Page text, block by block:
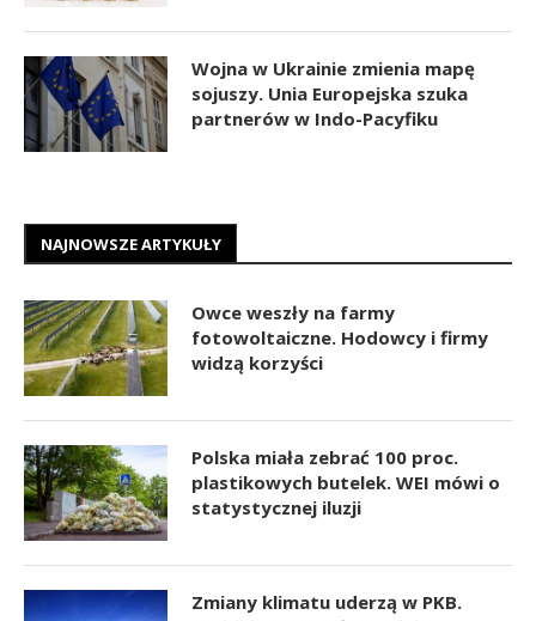
Wojna w Ukrainie zmienia mapę
sojuszy. Unia Europejska szuka
partnerów w Indo-Pacyfiku
NAJNOWSZE ARTYKUŁY
Owce weszły na farmy
fotowoltaiczne. Hodowcy i firmy
widzą korzyści
Polska miała zebrać 100 proc.
plastikowych butelek. WEI mówi o
statystycznej iluzji
Zmiany klimatu uderzą w PKB.